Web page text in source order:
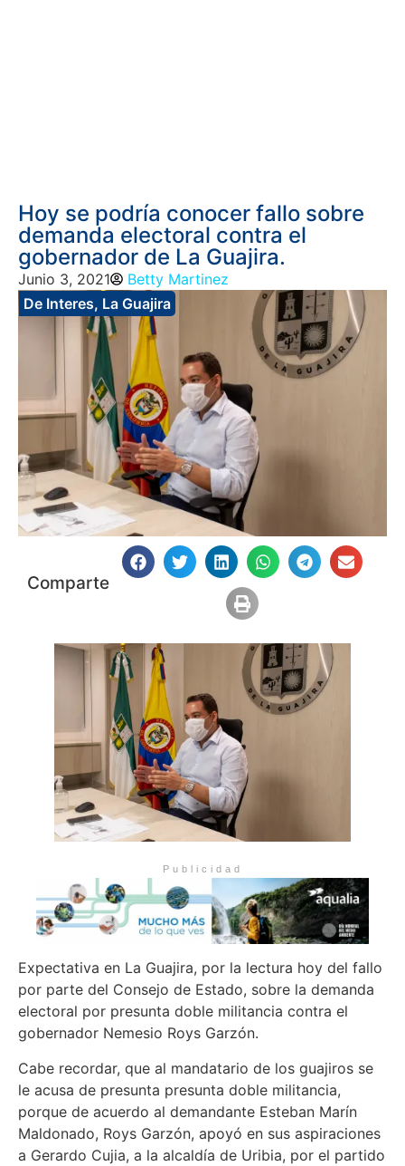
Hoy se podría conocer fallo sobre
demanda electoral contra el
gobernador de La Guajira.
Junio 3, 2021
Betty Martinez
De Interes, La Guajira
Comparte
Publicidad
Expectativa en La Guajira, por la lectura hoy del fallo
por parte del Consejo de Estado, sobre la demanda
electoral por presunta doble militancia contra el
gobernador Nemesio Roys Garzón.
Cabe recordar, que al mandatario de los guajiros se
le acusa de presunta presunta doble militancia,
porque de acuerdo al demandante Esteban Marín
Maldonado, Roys Garzón, apoyó en sus aspiraciones
a Gerardo Cujia, a la alcaldía de Uribia, por el partido